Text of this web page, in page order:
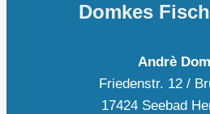
Domkes
Andrè
Friedenstr. 12 /
17424 Seebad